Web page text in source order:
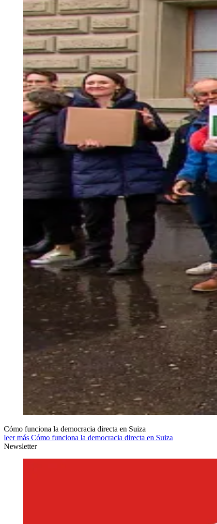
Cómo funciona la democracia directa en Suiza
leer más Cómo funciona la democracia directa en Suiza
Newsletter